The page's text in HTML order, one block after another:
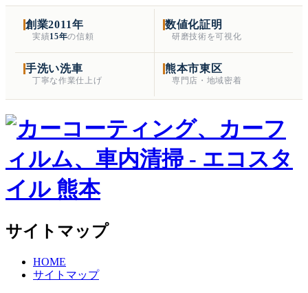
創業2011年
実績15年の信頼
数値化証明
研磨技術を可視化
手洗い洗車
丁寧な作業仕上げ
熊本市東区
専門店・地域密着
サイトマップ
HOME
サイトマップ